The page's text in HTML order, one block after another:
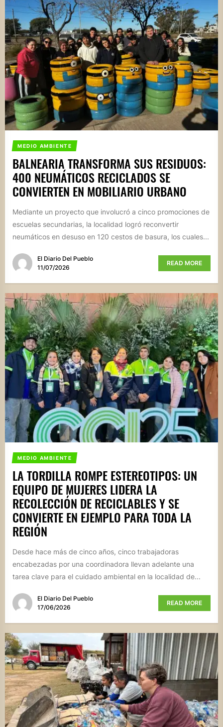
MEDIO AMBIENTE
BALNEARIA TRANSFORMA SUS RESIDUOS:
400 NEUMÁTICOS RECICLADOS SE
CONVIERTEN EN MOBILIARIO URBANO
Mediante un proyecto que involucró a cinco promociones de
escuelas secundarias, la localidad logró reconvertir
neumáticos en desuso en 120 cestos de basura, los cuales...
El Diario Del Pueblo
11/07/2026
READ MORE
MEDIO AMBIENTE
LA TORDILLA ROMPE ESTEREOTIPOS: UN
EQUIPO DE MUJERES LIDERA LA
RECOLECCIÓN DE RECICLABLES Y SE
CONVIERTE EN EJEMPLO PARA TODA LA
REGIÓN
Desde hace más de cinco años, cinco trabajadoras
encabezadas por una coordinadora llevan adelante una
tarea clave para el cuidado ambiental en la localidad de...
El Diario Del Pueblo
17/06/2026
READ MORE